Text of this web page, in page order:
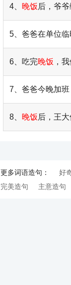
4、 晚饭后，爷爷
5、爸爸在单位
6、吃完晚饭 ，
7、爸爸今晚加
8、 晚饭后，王
更多词语造句： 好
完美造句
主意造句